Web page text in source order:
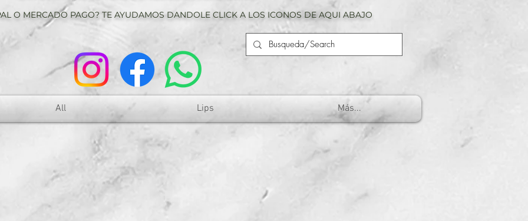
O MERCADO PAGO? TE AYUDAMOS DANDOLE CLICK A LOS ICONOS DE AQUI ABAJO
All Lips Más...